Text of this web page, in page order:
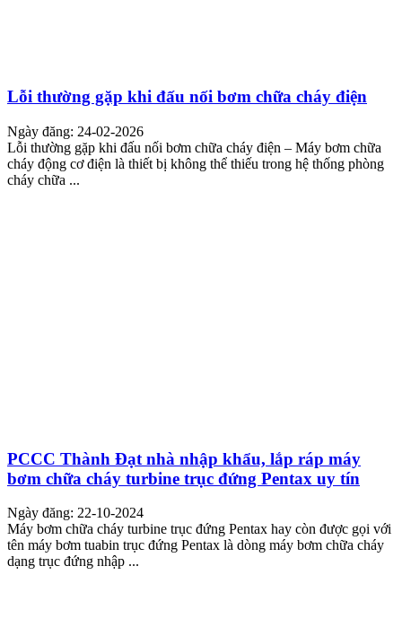
Lỗi thường gặp khi đấu nối bơm chữa cháy điện
Ngày đăng: 24-02-2026
Lỗi thường gặp khi đấu nối bơm chữa cháy điện – Máy bơm chữa
cháy động cơ điện là thiết bị không thể thiếu trong hệ thống phòng
cháy chữa ...
PCCC Thành Đạt nhà nhập khẩu, lắp ráp máy
bơm chữa cháy turbine trục đứng Pentax uy tín
Ngày đăng: 22-10-2024
Máy bơm chữa cháy turbine trục đứng Pentax hay còn được gọi với
tên máy bơm tuabin trục đứng Pentax là dòng máy bơm chữa cháy
dạng trục đứng nhập ...